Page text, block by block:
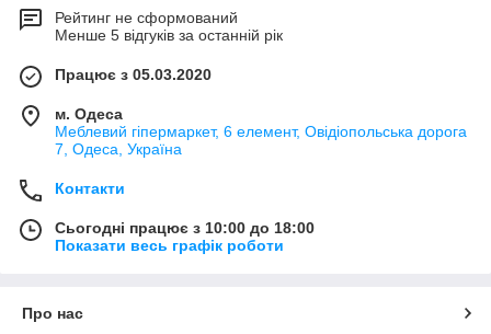
Рейтинг не сформований
Менше 5 відгуків за останній рік
Працює з 05.03.2020
м. Одеса
Меблевий гіпермаркет, 6 елемент, Овідіопольська дорога
7, Одеса, Україна
Контакти
Сьогодні працює з 10:00 до 18:00
Показати весь графік роботи
Про нас